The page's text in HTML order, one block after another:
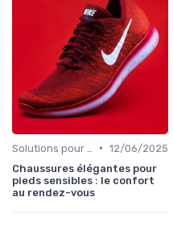
• 12/06/2025
Chaussures élégantes pour
pieds sensibles : le confort
au rendez-vous